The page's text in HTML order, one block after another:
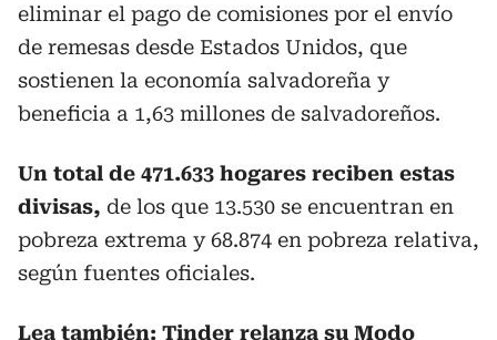
eliminar el pago de comisiones por el envío
de remesas desde Estados Unidos, que
sostienen la economía salvadoreña y
beneficia a 1,63 millones de salvadoreños.
Un total de 471.633 hogares reciben estas
divisas, de los que 13.530 se encuentran en
pobreza extrema y 68.874 en pobreza relativa,
según fuentes oficiales.
Lea también: Tinder relanza su Modo